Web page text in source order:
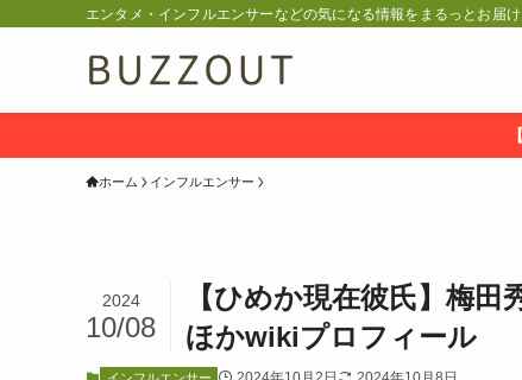
エンタメ・インフルエンサーなどの気になる情報をまるっとお届
ホーム インフルエンサー
【ひめか現在彼氏】梅
ほかwikiプロフィール
2024
10/08